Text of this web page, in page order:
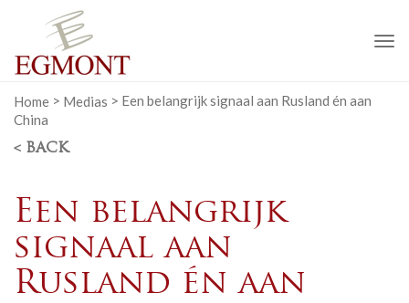
Home > Medias > Een belangrijk signaal aan Rusland én aan
China
< BACK
Een belangrijk
signaal aan
Rusland én aan